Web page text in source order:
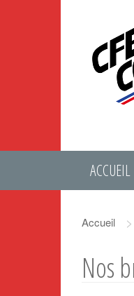
ACCUEIL
Accueil >
Nos